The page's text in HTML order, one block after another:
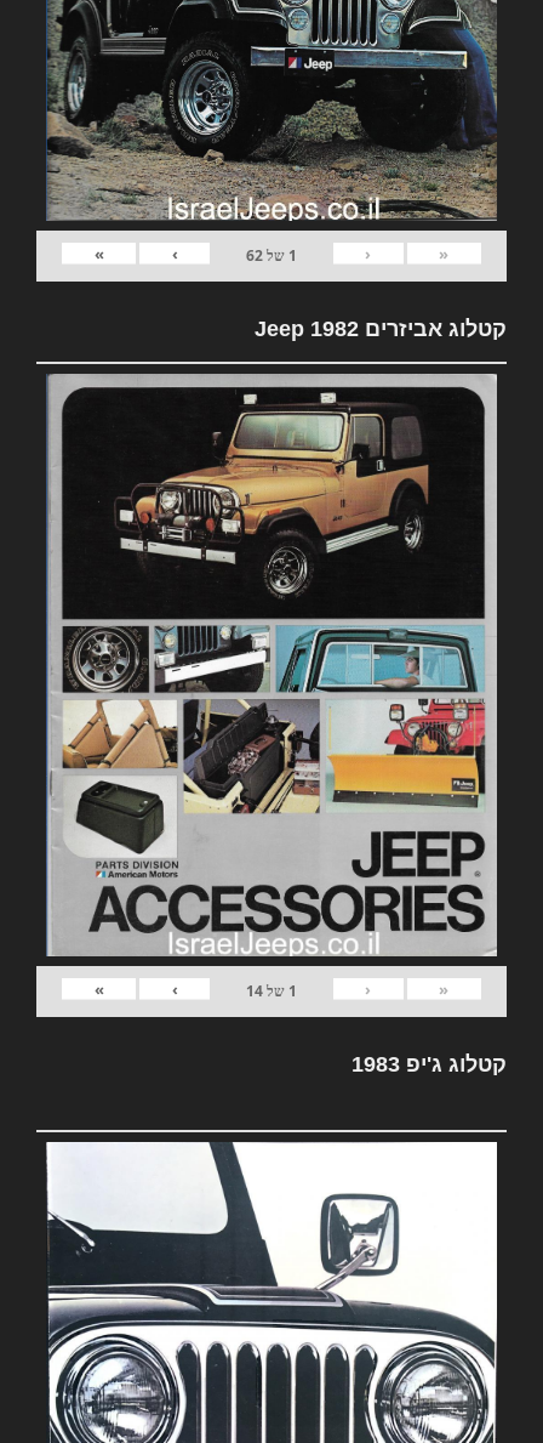
«
‹
1 של62
›
»
קטלוג אביזרים 1982 Jeep
«
‹
1 של14
›
»
קטלוג ג'יפ 1983